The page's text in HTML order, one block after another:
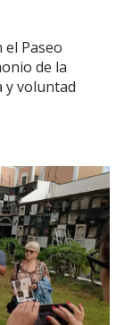
Paseo
de la
y voluntad